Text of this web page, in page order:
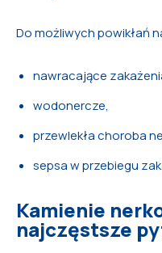
Do możliwych powikłań
nawracające
wodonercze,
przewlekła choroba
sepsa w przebiegu
Kamienie
najczęstsze